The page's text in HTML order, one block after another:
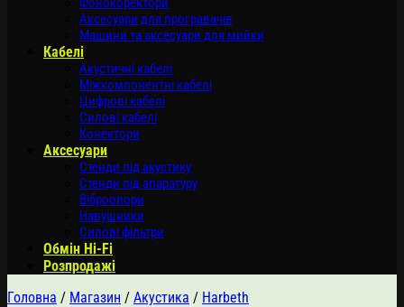
Аксесуари для програвачів
Машини та аксесуари для мийки
Кабелі
Акустичні кабелі
Міжкомпонентні кабелі
Цифрові кабелі
Силові кабелі
Конектори
Аксесуари
Стенди під акустику
Стенди під апаратуру
Віброопори
Навушники
Силові фільтри
Обмін Hi-Fi
Розпродажі
Головна / Магазин / Акустика / Harbeth